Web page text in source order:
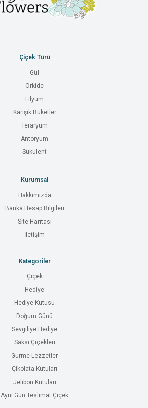
Çiçek Türü
Gül
Orkide
Lilyum
Karışık Buketler
Teraryum
Antoryum
Sukulent
Kurumsal
Hakkımızda
Banka Hesap Bilgileri
Site Haritası
İletişim
Kategoriler
Çiçek
Hediye
Hediye Kutusu
Doğum Günü
Sevgiliye Hediye
Saksı Çiçekleri
Gurme Lezzetler
Çikolata Kutuları
Jelibon Kutuları
Aynı Gün Teslimat Çiçek